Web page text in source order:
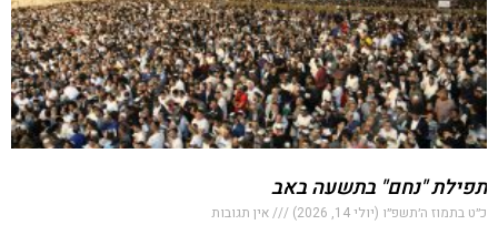
תפילת "נחם" בתשעה באב
כ״ט בתמוז ה׳תשפ״ו (יולי 14, 2026) אין תגובות